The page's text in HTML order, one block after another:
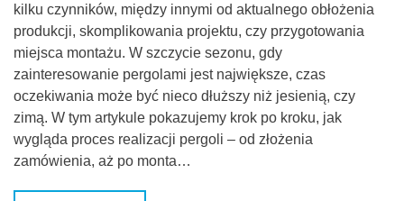
kilku czynników, między innymi od aktualnego obłożenia
produkcji, skomplikowania projektu, czy przygotowania
miejsca montażu. W szczycie sezonu, gdy
zainteresowanie pergolami jest największe, czas
oczekiwania może być nieco dłuższy niż jesienią, czy
zimą. W tym artykule pokazujemy krok po kroku, jak
wygląda proces realizacji pergoli – od złożenia
zamówienia, aż po monta…